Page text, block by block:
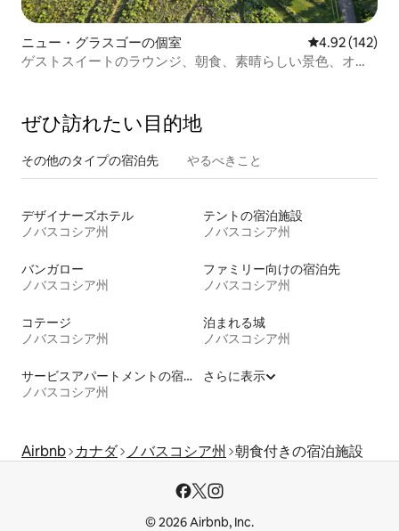
ニュー・グラスゴーの個室 レビュー142
4.92 (142)
ゲストスイートのラウンジ、朝食、素晴らしい景色、オフ
ぜひ訪⁠れ⁠た⁠い目⁠的⁠地
その他のタ⁠イ⁠プ⁠の宿⁠泊⁠先 やるべきこと
デザイナーズホテル
ノバスコシア州
テントの宿泊施設
ノバスコシア州
バンガロー
ノバスコシア州
ファミリー向けの宿泊先
ノバスコシア州
コテージ
ノバスコシア州
泊まれる城
ノバスコシア州
サービスアパートメントの宿泊施設
ノバスコシア州
さらに表示
Airbnb カナダ ノバスコシア州 朝食付きの宿泊施設
© 2026 Airbnb, Inc.